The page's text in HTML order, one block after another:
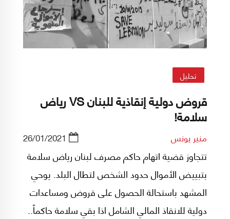
تحليل
قروض دولية إنقاذية للبنان VS رياض
سلامة!
منير يونس 26/01/2021
تتجاوز قضية اتهام حاكم مصرف لبنان رياض سلامة
بتبييض الأموال حدود الشخص لتطال البلد. يوحي
المشهد باستحالة الحصول على قروض ومساعدات
دولية للانقاذ المالي الشامل اذا بقي سلامة حاكماً..